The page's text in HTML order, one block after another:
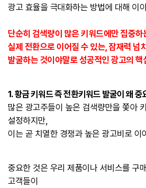
광고 효율을 극대화하는 방법에 대해 이
단순히 검색량이 많은 키워드에만 집중
실제 전환으로 이어질 수 있는, 잠재력 넘
발굴하는 것이야말로 성공적인 광고의 핵
1. 황금 키워드 즉 전환키워드 발굴이 왜 중
많은 광고주들이 높은 검색량만을 쫓아
설정하지만,
이는 곧 치열한 경쟁과 높은 광고비로 이
중요한 것은 우리 제품이나 서비스를 구
고객들이